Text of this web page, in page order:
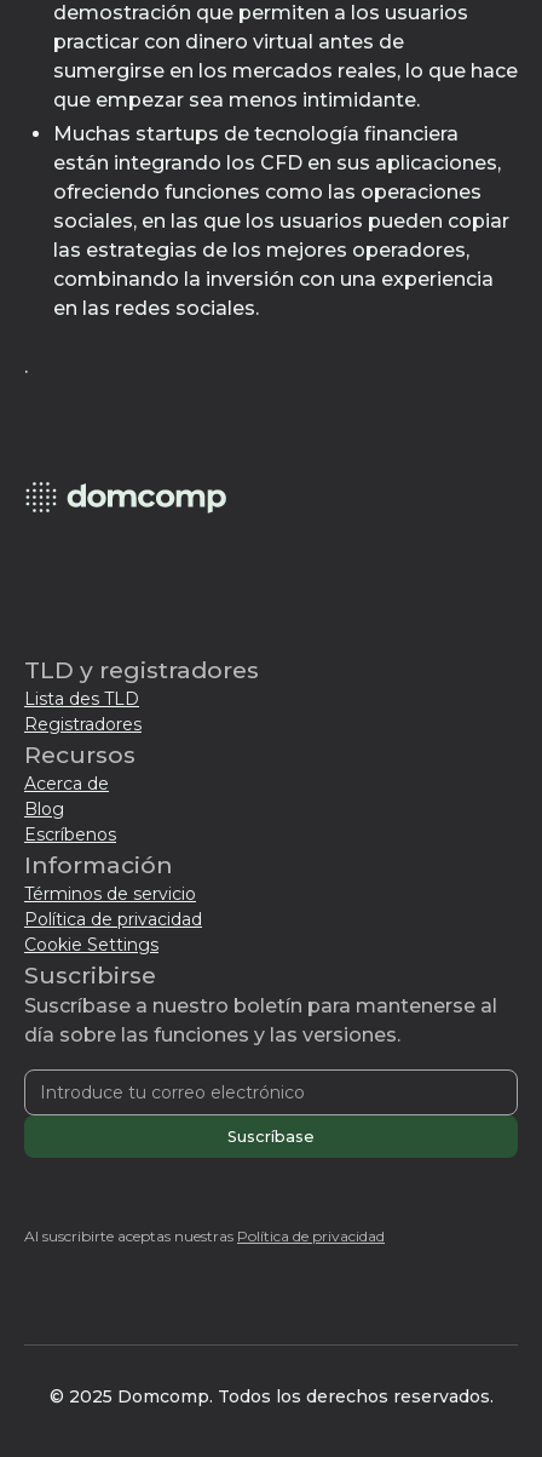
demostración que permiten a los usuarios
practicar con dinero virtual antes de
sumergirse en los mercados reales, lo que hace
que empezar sea menos intimidante.
Muchas startups de tecnología financiera
están integrando los CFD en sus aplicaciones,
ofreciendo funciones como las operaciones
sociales, en las que los usuarios pueden copiar
las estrategias de los mejores operadores,
combinando la inversión con una experiencia
en las redes sociales.
.
TLD y registradores
Lista des TLD
Registradores
Recursos
Acerca de
Blog
Escríbenos
Información
Términos de servicio
Política de privacidad
Cookie Settings
Suscribirse
Suscríbase a nuestro boletín para mantenerse al
día sobre las funciones y las versiones.
Al suscribirte aceptas nuestras Política de privacidad
© 2025 Domcomp. Todos los derechos reservados.